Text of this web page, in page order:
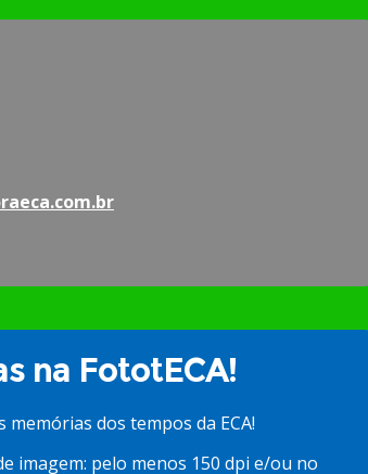
na FototECA!
memórias dos tempos da ECA!
imagem: pelo menos 150 dpi e/ou no